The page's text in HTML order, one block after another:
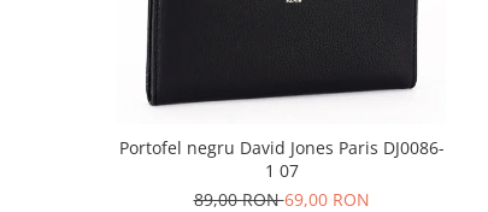
Portofel negru David Jones Paris DJ0086-
1 07
89,00 RON69,00 RON